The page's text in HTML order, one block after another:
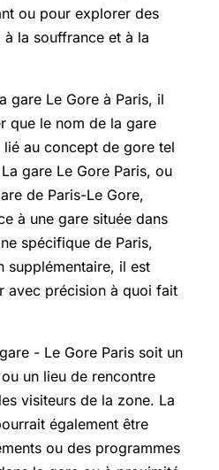
ou pour explorer des
la souffrance et à la
gare Le Gore à Paris, il
que le nom de la gare
lié au concept de gore tel
gare Le Gore Paris, ou
de Paris-Le Gore,
à une gare située dans
spécifique de Paris,
supplémentaire, il est
avec précision à quoi fait
- Le Gore Paris soit un
un lieu de rencontre
visiteurs de la zone. La
également être
ou des programmes